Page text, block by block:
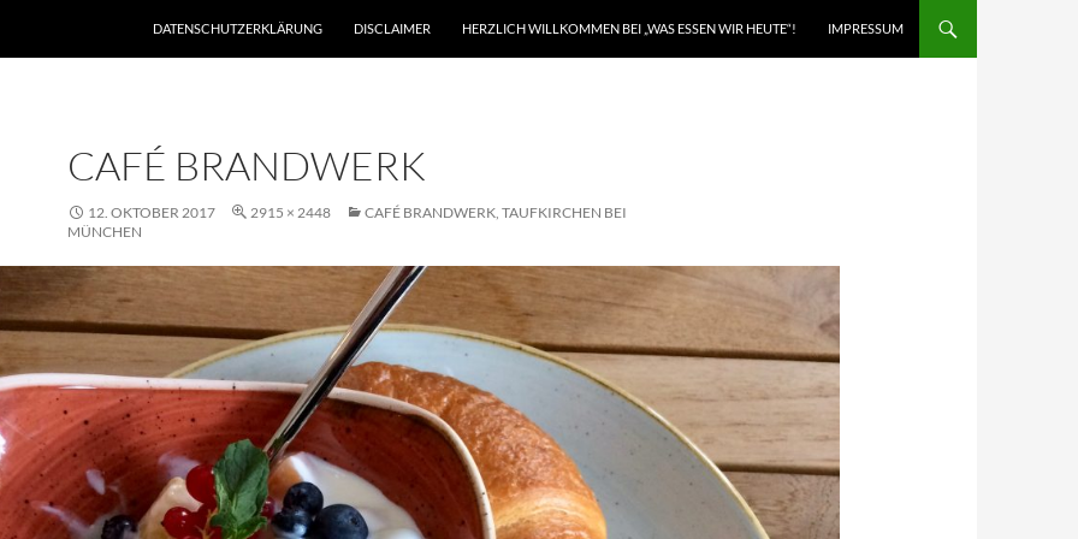
DATENSCHUTZERKLÄRUNG DISCLAIMER HERZLICH WILLKOMMEN BEI „WAS ESSEN WIR HEUTE“! IMPRESSUM
CAFÉ BRANDWERK
12. OKTOBER 2017 2915 × 2448
CAFÉ BRANDWERK, TAUFKIRCHEN BEI
MÜNCHEN